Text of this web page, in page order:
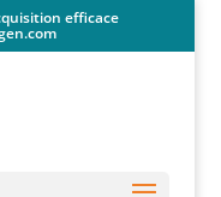
efficace